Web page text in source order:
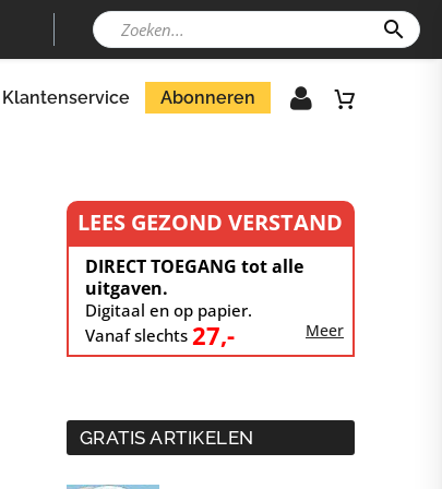
Klantenservice Abonneren
LEES GEZOND VERSTAND
DIRECT TOEGANG tot alle
uitgaven.
Digitaal en op papier.
Vanaf slechts 27,- Meer
GRATIS ARTIKELEN